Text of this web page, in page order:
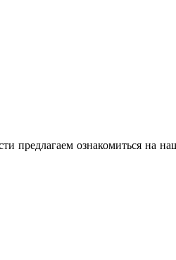
предлагаем ознакомиться на